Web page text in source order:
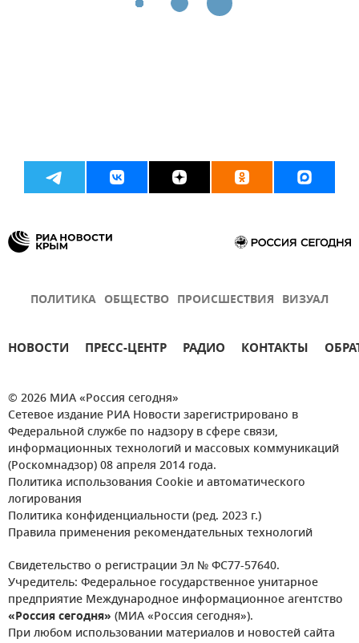
ПОЛИТИКА ОБЩЕСТВО ПРОИСШЕСТВИЯ ВИЗУАЛ
НОВОСТИ ПРЕСС-ЦЕНТР РАДИО КОНТАКТЫ
© 2026 МИА «Россия сегодня»
Сетевое издание РИА Новости зарегистрировано в
Федеральной службе по надзору в сфере связи,
информационных технологий и массовых коммуникаций
(Роскомнадзор) 08 апреля 2014 года.
Политика использования Cookie и автоматического
логирования
Политика конфиденциальности (ред. 2023 г.)
Правила применения рекомендательных технологий
Свидетельство о регистрации Эл № ФС77-57640.
Учредитель: Федеральное государственное унитарное
предприятие Международное информационное агентство
«Россия сегодня» (МИА «Россия сегодня»).
При любом использовании материалов и новостей сайта